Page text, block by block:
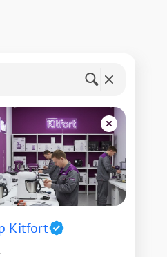
Kitfort